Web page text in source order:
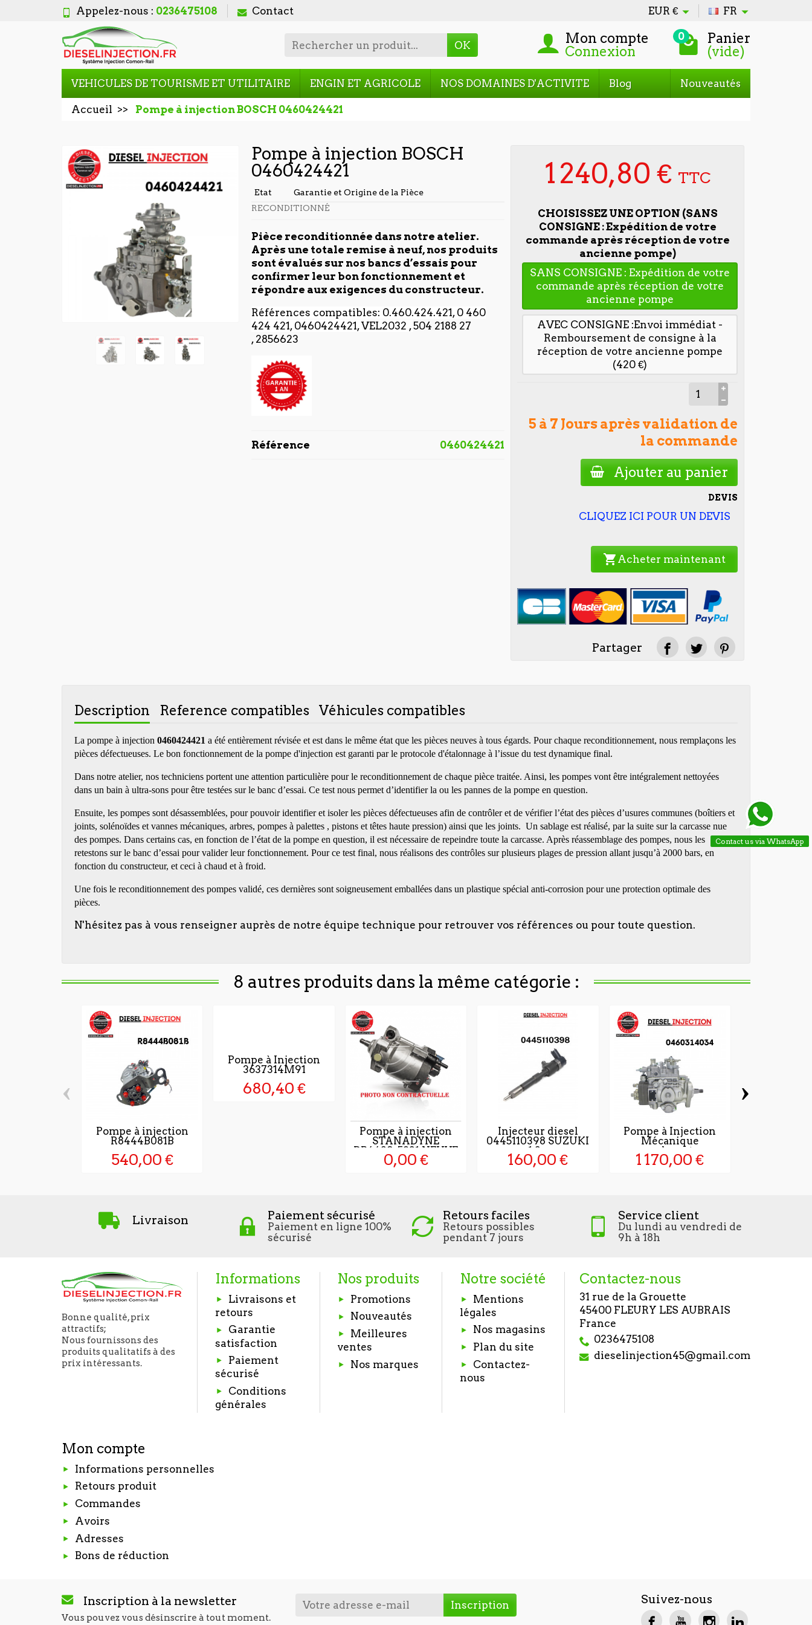
Appelez-nous : 0236475108 Contact EUR € FR
OK Mon compte
Connexion
0 Panier
(vide)
VEHICULES DE TOURISME ET UTILITAIRE ENGIN ET AGRICOLE NOS DOMAINES D'ACTIVITE Blog Nouveautés
Accueil Pompe à injection BOSCH 0460424421
Pompe à injection BOSCH
0460424421
Etat
Garantie et Origine de la Pièce
RECONDITIONNÉ
Pièce reconditionnée dans notre atelier.
Après une totale remise à neuf, nos produits
sont évalués sur nos bancs d’essais pour
confirmer leur bon fonctionnement et
répondre aux exigences du constructeur.
Références compatibles: 0.460.424.421, 0 460
424 421, 0460424421, VEL2032 ,504 2188 27
, 2856623
Référence 0460424421
1 240,80 € TTC
CHOISISSEZ UNE OPTION (SANS
CONSIGNE : Expédition de votre
commande après réception de votre
ancienne pompe)
SANS CONSIGNE : Expédition de votre
commande après réception de votre
ancienne pompe
AVEC CONSIGNE :Envoi immédiat -
Remboursement de consigne à la
réception de votre ancienne pompe
(420 €)
5 à 7 Jours après validation de
la commande
Ajouter au panier
DEVIS
CLIQUEZ ICI POUR UN DEVIS
shopping_cart Acheter maintenant
Partager
Description Reference compatibles Véhicules compatibles
La pompe à injection 0460424421 a été entièrement révisée et est dans le même état que les pièces neuves à tous égards. Pour chaque reconditionnement, nous remplaçons les
pièces défectueuses. Le bon fonctionnement de la pompe d'injection est garanti par le protocole d'étalonnage à l’issue du test dynamique final.
Dans notre atelier, nos techniciens portent une attention particulière pour le reconditionnement de chaque pièce traitée. Ainsi, les pompes vont être intégralement nettoyées
dans un bain à ultra-sons pour être testées sur le banc d’essai. Ce test nous permet d’identifier la ou les pannes de la pompe en question.
Ensuite, les pompes sont désassemblées, pour pouvoir identifier et isoler les pièces défectueuses afin de contrôler et de vérifier l’état des pièces d’usures communes (boîtiers et
joints, solénoïdes et vannes mécaniques, arbres, pompes à palettes , pistons et têtes haute pression) ainsi que les joints. Un sablage est réalisé, par la suite sur la carcasse nue
des pompes. Dans certains cas, en fonction de l’état de la pompe en question, il est nécessaire de repeindre toute la carcasse. Après réassemblage des pompes, nous les
retestons sur le banc d’essai pour valider leur fonctionnement. Pour ce test final, nous réalisons des contrôles sur plusieurs plages de pression allant jusqu’à 2000 bars, en
fonction du constructeur, et ceci à chaud et à froid.
Une fois le reconditionnement des pompes validé, ces dernières sont soigneusement emballées dans un plastique spécial anti-corrosion pour une protection optimale des
pièces.
N'hésitez pas à vous renseigner auprès de notre équipe technique pour retrouver vos références ou pour toute question.
8 autres produits dans la même catégorie :
Pompe à injection
R8444B081B
540,00 €
Pompe à Injection
3637314M91
680,40 €
Pompe à injection
STANADYNE
DB4429-5831 NEUVE
0,00 €
Injecteur diesel
0445110398 SUZUKI
1.3...
160,00 €
Pompe à Injection
Mécanique
remplaçante...
1 170,00 €
‹ ›
Livraison Paiement sécurisé
Paiement en ligne 100%
sécurisé
Retours faciles
Retours possibles
pendant 7 jours
Service client
Du lundi au vendredi de
9h à 18h
Bonne qualité, prix
attractifs;
Nous fournissons des
produits qualitatifs à des
prix intéressants.
Informations
Livraisons et
retours
Garantie
satisfaction
Paiement
sécurisé
Conditions
générales
Nos produits
Promotions
Nouveautés
Meilleures
ventes
Nos marques
Notre société
Mentions
légales
Nos magasins
Plan du site
Contactez-
nous
Contactez-nous
31 rue de la Grouette
45400 FLEURY LES AUBRAIS
France
0236475108
dieselinjection45@gmail.com
Mon compte
Informations personnelles
Retours produit
Commandes
Avoirs
Adresses
Bons de réduction
Contact us via WhatsApp
Inscription à la newsletter
Vous pouvez vous désinscrire à tout moment.
Suivez-nous